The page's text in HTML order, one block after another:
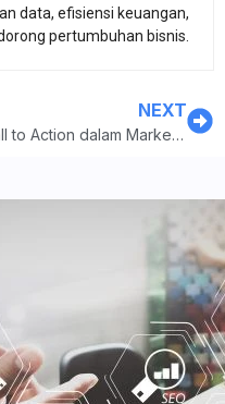
data, efisiensi keuangan,
pertumbuhan bisnis.
NEXT
Call to Action dalam Marketing: Arti, Jenis-Jenis, hingga Tips Bikinnya!